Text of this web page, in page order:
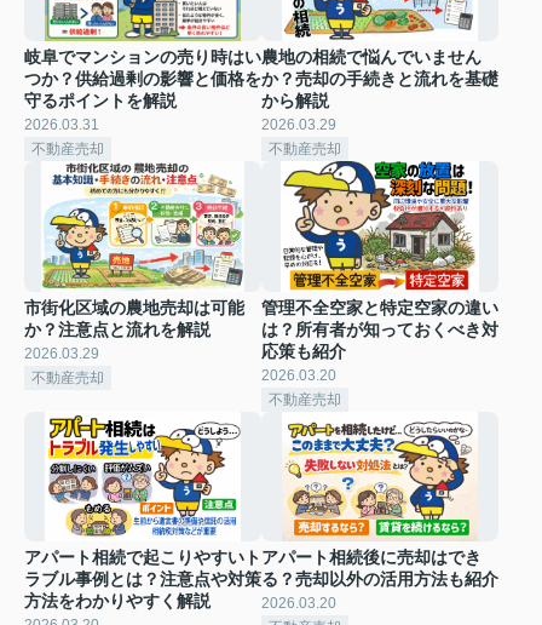
岐阜でマンションの売り時はい
つか？供給過剰の影響と価格を
守るポイントを解説
2026.03.31
不動産売却
農地の相続で悩んでいません
か？売却の手続きと流れを基礎
から解説
2026.03.29
不動産売却
市街化区域の農地売却は可能
か？注意点と流れを解説
2026.03.29
不動産売却
管理不全空家と特定空家の違い
は？所有者が知っておくべき対
応策も紹介
2026.03.20
不動産売却
アパート相続で起こりやすいト
ラブル事例とは？注意点や対策
方法をわかりやすく解説
アパート相続後に売却はでき
る？売却以外の活用方法も紹介
2026.03.20